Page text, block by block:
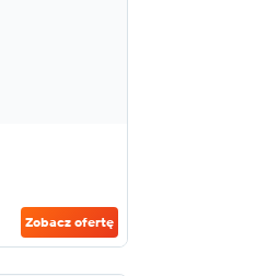
Zobacz ofertę